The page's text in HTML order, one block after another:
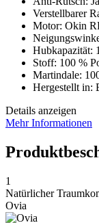
Verstellbarer
Motor: Okin
Hubkapazität:
Stoff: 100 %
Martindale:
Hergestellt in:
Details anzeigen
Mehr Informationen
1
Natürlicher
Ovia